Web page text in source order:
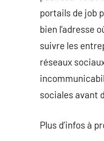
portails de job
bien l’adresse
suivre les
réseaux
sociales avant
Plus d’infos à